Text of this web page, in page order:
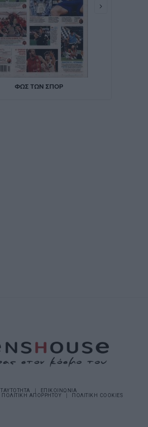
ΤΑΥΤΟΤΗΤΑ
ΕΠΙΚΟΙΝΩΝΙΑ
ΠΟΛΙΤΙΚΗ ΑΠΟΡΡΗΤΟΥ ΠΟΛΙΤΙΚΗ COOKIES